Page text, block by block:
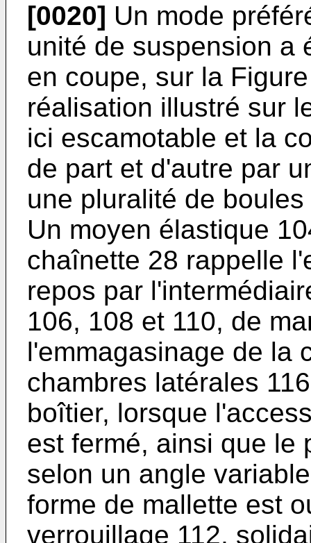
[0020] Un mode
unité de suspension a
en coupe, sur la
réalisation illustré sur
ici escamotable et la
de part et d'autre par
une pluralité de
Un moyen élastique
chaînette 28 rappelle
repos par
106, 108 et 110, de
l'emmagasinage de la
chambres latérales
boîtier, lorsque
est fermé, ainsi que le
selon un angle
forme de mallette est
verrouillage 112,